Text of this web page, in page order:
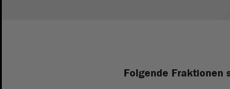
Folgende Fraktionen